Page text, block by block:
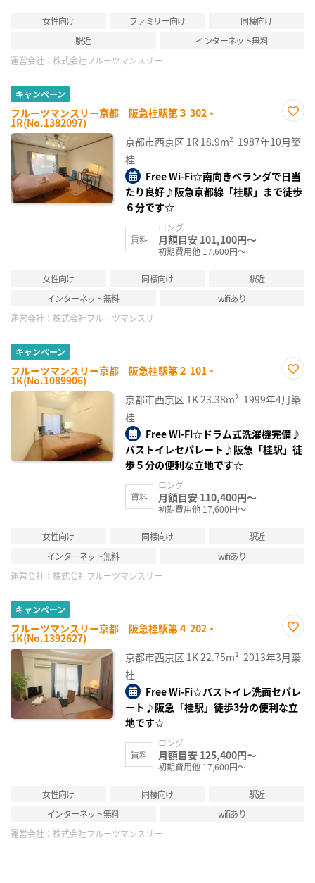
女性向け ファミリー向け
同棲向け
駅近
インターネット無料
運営会社： 株式会社フルーツマンスリー
キャンペーン
フルーツマンスリー京都 阪急桂駅第３ 302・
1R(No.1382097)
に入
り登
京都市西京区 1R 18.9m² 1987年10月築
桂
Free Wi-Fi☆南向きベランダで日当
たり良好♪阪急京都線「桂駅」まで徒歩
６分です☆
賃料
ロング
月額目安 101,100円～
初期費用他 17,600円～
女性向け 同棲向け
駅近
インターネット無料
wifiあり
運営会社： 株式会社フルーツマンスリー
キャンペーン
フルーツマンスリー京都 阪急桂駅第２ 101・
1K(No.1089906)
に入
り登
京都市西京区 1K23.38m² 1999年4月築
桂
Free Wi-Fi☆ドラム式洗濯機完備♪
バストイレセパレート♪阪急「桂駅」徒
歩５分の便利な立地です☆
賃料
ロング
月額目安 110,400円～
初期費用他 17,600円～
女性向け 同棲向け
駅近
インターネット無料
wifiあり
運営会社： 株式会社フルーツマンスリー
キャンペーン
フルーツマンスリー京都 阪急桂駅第４ 202・
1K(No.1392627)
に入
り登
京都市西京区 1K22.75m² 2013年3月築
桂
Free Wi-Fi☆バストイレ洗面セパレ
ート♪阪急「桂駅」徒歩3分の便利な立
地です☆
賃料
ロング
月額目安 125,400円～
初期費用他 17,600円～
女性向け 同棲向け
駅近
インターネット無料
wifiあり
運営会社： 株式会社フルーツマンスリー